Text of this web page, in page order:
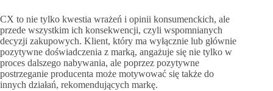
CX to nie tylko kwestia wrażeń i opinii konsumenckich, ale
przede wszystkim ich konsekwencji, czyli wspomnianych
decyzji zakupowych. Klient, który ma wyłącznie lub głównie
pozytywne doświadczenia z marką, angażuje się nie tylko w
proces dalszego nabywania, ale poprzez pozytywne
postrzeganie producenta może motywować się także do
innych działań, rekomendujących markę.